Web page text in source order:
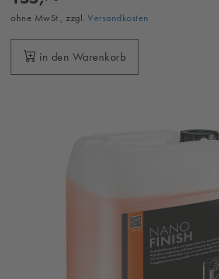
ohne MwSt., zzgl. Versandkosten
in den Warenkorb